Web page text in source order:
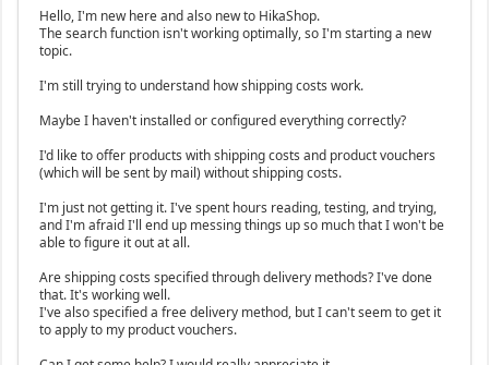
Hello, I'm new here and also new to HikaShop.
The search function isn't working optimally, so I'm starting a new
topic.
I'm still trying to understand how shipping costs work.
Maybe I haven't installed or configured everything correctly?
I'd like to offer products with shipping costs and product vouchers
(which will be sent by mail) without shipping costs.
I'm just not getting it. I've spent hours reading, testing, and trying,
and I'm afraid I'll end up messing things up so much that I won't be
able to figure it out at all.
Are shipping costs specified through delivery methods? I've done
that. It's working well.
I've also specified a free delivery method, but I can't seem to get it
to apply to my product vouchers.